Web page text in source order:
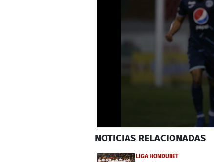
seconds
1
NOTICIAS RELACIONADAS
LIGA HONDUBET